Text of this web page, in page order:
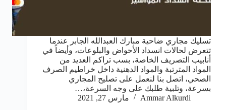
تسليك مجاري ضاحية مبارك العبدالله الجابر عندما
تتعرض لحالات انسداد الأحواض والبلوعات، وأيضاً في
أنابيب التصريف الخاصة، بسب تراكم العديد من
المواد المترتبة والمواد الدهنية داخل خراطيم الصرف
الصحي، اتصل بنا لنعمل على تصليح المجاري
بسرعة، وتلبية طلبك على وجه السرعة،…
Ammar Alkurdi
مارس 27, 2021